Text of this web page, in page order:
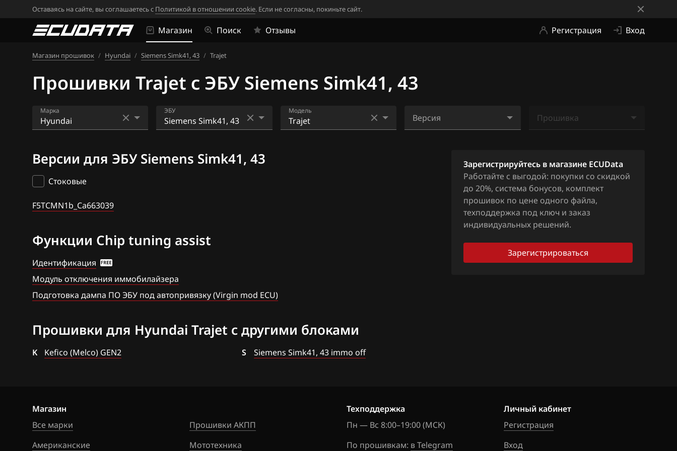
Оставаясь на сайте, вы соглашаетесь с Политикой в отношении cookie. Если не согласны, покиньте сайт.
Магазин Поиск Отзывы Регистрация Вход
Магазин прошивок / Hyundai / Siemens Simk41, 43 / Trajet
Прошивки Trajet с ЭБУ Siemens Simk41, 43
Марка
Alfa Romeo
ATLAS
Audi
BAW
Bentley
BMW
Brilliance
Cadillac
Changan
Chevrolet
Chrysler
ЭБУ
Bosch EDC17C57
Bosch MD1CS012
Bosch ME(G)17.9.11, (1)
(12)
(12) immo off
DCU24_(DCU17PC42)
DCU24_(DCU17PC43)
Модель
Версия
Прошивка
Версии для ЭБУ Siemens Simk41, 43
Стоковые
F5TCMN1b_Ca663039
Функции Chip tuning assist
Идентификация
Модуль отключения иммобилайзера
Подготовка дампа ПО ЭБУ под автопривязку (Virgin mod ECU)
Прошивки для Hyundai Trajet с другими блоками
K Kefico (Melco) GEN2 S Siemens Simk41, 43 immo off
Зарегистрируйтесь в магазине ECUData
Работайте с выгодой: покупки со скидкой
до 20%, система бонусов, комплект
прошивок по цене одного файла,
техподдержка под ключ и заказ
индивидуальных решений.
Зарегистрироваться
Магазин
Все марки
Американские
Прошивки АКПП
Мототехника
Техподдержка
Пн — Вс 8:00–19:00 (МСК)
По прошивкам: в Telegram
Личный кабинет
Регистрация
Вход